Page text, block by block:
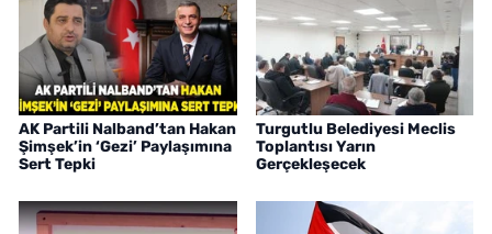
AK Partili Nalband’tan Hakan
Şimşek’in ‘Gezi’ Paylaşımına
Sert Tepki
Turgutlu Belediyesi Meclis
Toplantısı Yarın
Gerçekleşecek